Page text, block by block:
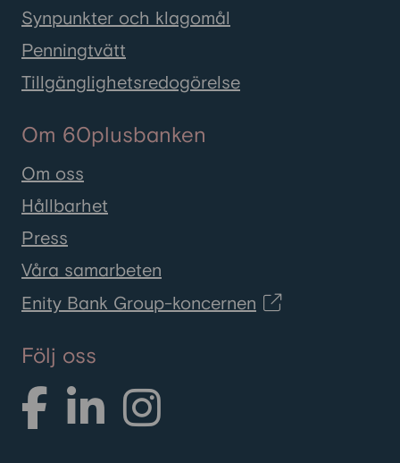
Synpunkter och klagomål
Penningtvätt
Tillgänglighetsredogörelse
Om 60plusbanken
Om oss
Hållbarhet
Press
Våra samarbeten
Enity Bank Group-koncernen
Följ oss